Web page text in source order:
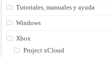
Tutoriales, manuales y ayuda
Windows
Xbox
Project xCloud